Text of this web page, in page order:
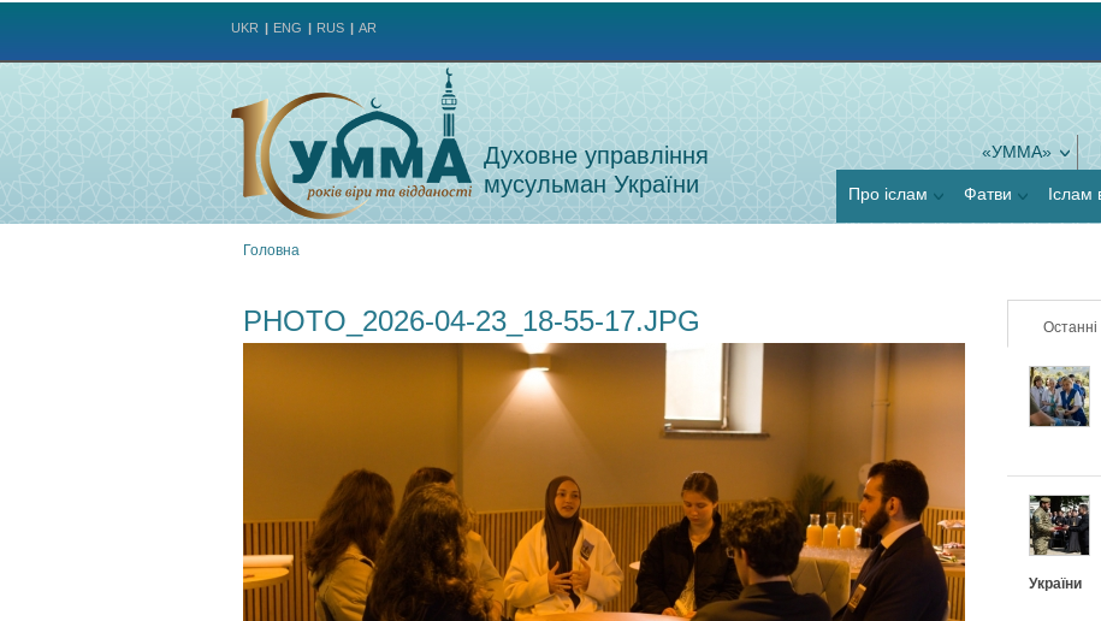
UKR ENG RUS AR
Духовне управління
мусульман України
«УММА»
Про іслам Фатви Іслам
є
Головна
PHOTO_2026-04-23_18-55-17.JPG Останні
України